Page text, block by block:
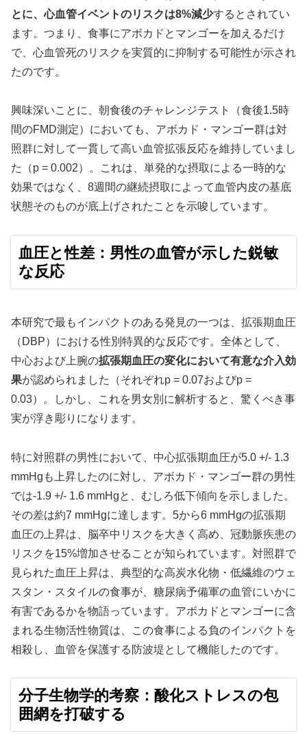
とに、心血管イベントのリスクは8%減少するとされてい
ます。つまり、食事にアボカドとマンゴーを加えるだけ
で、心血管死のリスクを実質的に抑制する可能性が示され
たのです。
興味深いことに、朝食後のチャレンジテスト（食後1.5時
間のFMD測定）においても、アボカド・マンゴー群は対
照群に対して一貫して高い血管拡張反応を維持していまし
た（p = 0.002）。これは、単発的な摂取による一時的な
効果ではなく、8週間の継続摂取によって血管内皮の基底
状態そのものが底上げされたことを示唆しています。
血圧と性差：男性の血管が示した鋭敏
な反応
本研究で最もインパクトのある発見の一つは、拡張期血圧
（DBP）における性別特異的な反応です。全体として、
中心および上腕の拡張期血圧の変化において有意な介入効
果が認められました（それぞれp = 0.07およびp =
0.03）。しかし、これを男女別に解析すると、驚くべき事
実が浮き彫りになります。
特に対照群の男性において、中心拡張期血圧が5.0 +/- 1.3
mmHgも上昇したのに対し、アボカド・マンゴー群の男性
では-1.9 +/- 1.6 mmHgと、むしろ低下傾向を示しました。
その差は約7 mmHgに達します。5から6 mmHgの拡張期
血圧の上昇は、脳卒中リスクを大きく高め、冠動脈疾患の
リスクを15%増加させることが知られています。対照群で
見られた血圧上昇は、典型的な高炭水化物・低繊維のウェ
スタン・スタイルの食事が、糖尿病予備軍の血管にいかに
有害であるかを物語っています。アボカドとマンゴーに含
まれる生物活性物質は、この食事による負のインパクトを
相殺し、血管を保護する防波堤として機能したのです。
分子生物学的考察：酸化ストレスの包
囲網を打破する